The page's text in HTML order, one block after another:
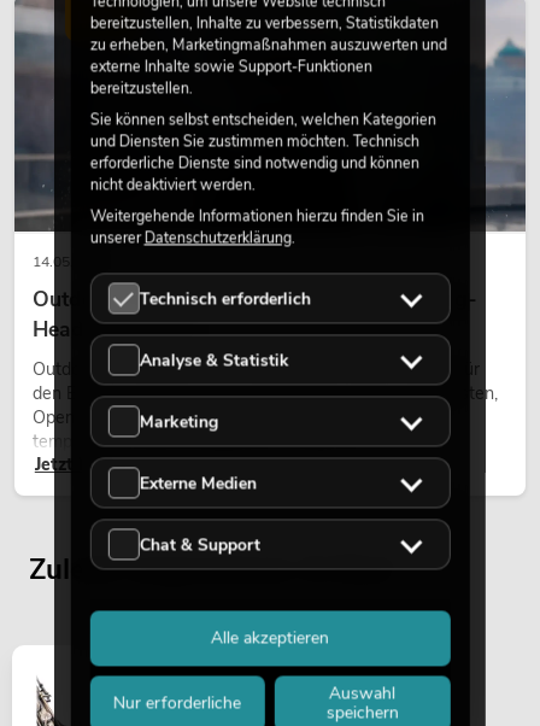
wirken lassen.
14.05.2026
Outdoor Moving-Heads: Wetterfeste Moving-
Heads bei Events
Outdoor Moving-Heads sind bewegliche Scheinwerfer für
den Einsatz im Freien. Sie werden bei Festivals, Stadtfesten,
Open-Air-Konzerten, Architekturinszenierungen und
temporären Außeninstallationen eingesetzt.
Jetzt lesen
LICHT
Zuletzt angesehene Artikel
bereitzustellen, Inhalte zu verbessern, Statistikdaten
zu erheben, Marketingmaßnahmen auszuwerten und
externe Inhalte sowie Support-Funktionen
bereitzustellen.
Sie können selbst entscheiden, welchen Kategorien
und Diensten Sie zustimmen möchten. Technisch
erforderliche Dienste sind notwendig und können
nicht deaktiviert werden.
Weitergehende Informationen hierzu finden Sie in
unsererDatenschutzerklärung.
Technisch erforderlich
Analyse & Statistik
Marketing
Externe Medien
Chat & Support
Nur erforderliche
Auswahl
speichern
Alle akzeptieren